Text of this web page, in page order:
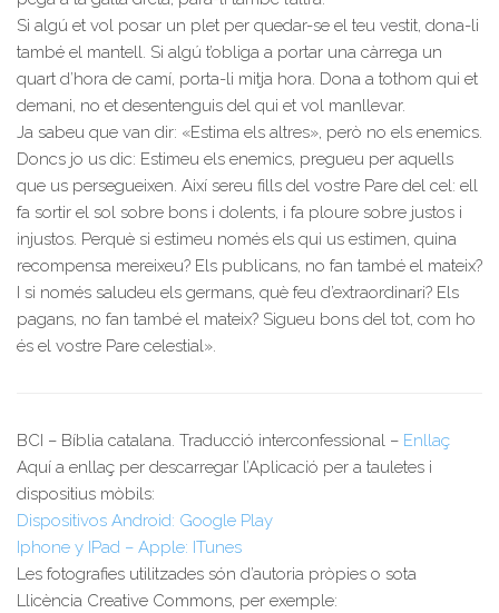
Si algú et vol posar un plet per quedar-se el teu vestit, dona-li
també el mantell. Si algú t’obliga a portar una càrrega un
quart d’hora de camí, porta-li mitja hora. Dona a tothom qui et
demani, no et desentenguis del qui et vol manllevar.
Ja sabeu que van dir: «Estima els altres», però no els enemics.
Doncs jo us dic: Estimeu els enemics, pregueu per aquells
que us persegueixen. Així sereu fills del vostre Pare del cel: ell
fa sortir el sol sobre bons i dolents, i fa ploure sobre justos i
injustos. Perquè si estimeu només els qui us estimen, quina
recompensa mereixeu? Els publicans, no fan també el mateix?
I si només saludeu els germans, què feu d’extraordinari? Els
pagans, no fan també el mateix? Sigueu bons del tot, com ho
és el vostre Pare celestial».
BCI – Bíblia catalana. Traducció interconfessional – Enllaç
Aquí a enllaç per descarregar l’Aplicació per a tauletes i
dispositius mòbils:
Dispositivos Android: Google Play
Iphone y IPad – Apple: ITunes
Les fotografies utilitzades són d’autoria pròpies o sota
Llicència Creative Commons, per exemple: